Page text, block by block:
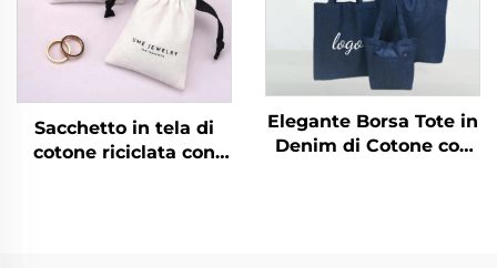
freddo e ghiacciato come omaggio
Sacchetto in tela di
cotone riciclata con
Elegante Borsa Tote in
Denim di Cotone con